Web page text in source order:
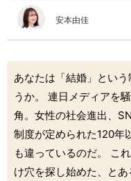
安本由佳
あなたは「結婚」とい
うか。 連日メディアを
角。女性の社会進出、
制度が定められた120年
も違っているのだ。 こ
け穴を探し始めた、と